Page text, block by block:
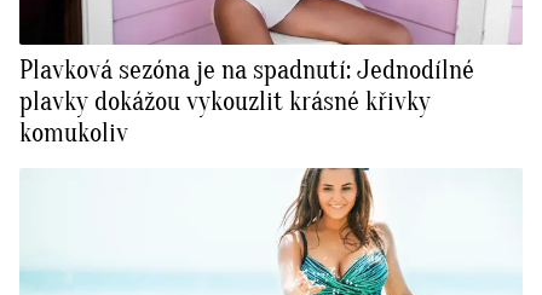
Plavková sezóna je na spadnutí: Jednodílné
plavky dokážou vykouzlit krásné křivky
komukoliv